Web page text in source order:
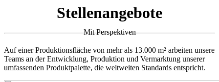
Stellenangebote
Mit Perspektiven
Auf einer Produktionsfläche von mehr als 13.000 m² arbeiten unsere
Teams an der Entwicklung, Produktion und Vermarktung unserer
umfassenden Produktpalette, die weltweiten Standards entspricht.